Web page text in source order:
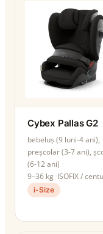
Cybex Pallas G2
bebeluș (9 luni-4 ani),
preșcolar (3-7 ani),
(6-12 ani)
9–36 kg ISOFIX /
i-Size